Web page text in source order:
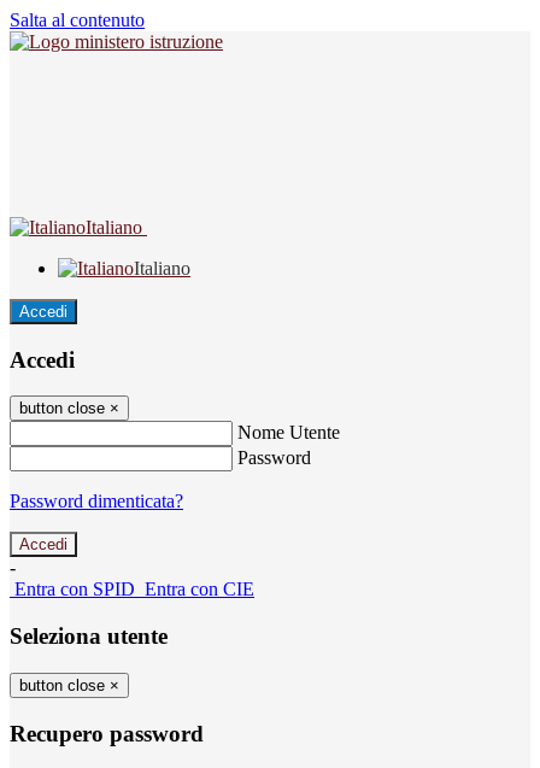
Salta al contenuto
Italiano
Italiano
Accedi
Accedi
button close ×
Nome Utente
Password
Password dimenticata?
-
Entra con SPID Entra con CIE
Seleziona utente
button close ×
Recupero password